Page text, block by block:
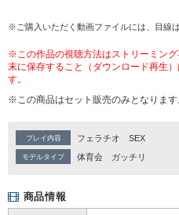
※ご購入いただく動画ファイルには、目線
※この作品の視聴方法はストリーミン
末に保存すること（ダウンロード再生
す。
※この商品はセット販売のみとなります
プレイ内容 フェラチオ SEX
モデルタイプ 体育会 ガッチリ
商品情報